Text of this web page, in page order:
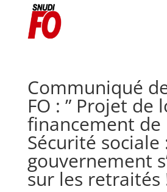
Communiqué de
FO : ” Projet de
financement de
Sécurité sociale
gouvernement
sur les retraités